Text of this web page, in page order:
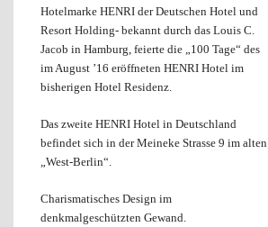
Hotelmarke HENRI der Deutschen Hotel und
Resort Holding- bekannt durch das Louis C.
Jacob in Hamburg, feierte die „100 Tage“ des
im August ’16 eröffneten HENRI Hotel im
bisherigen Hotel Residenz.
Das zweite HENRI Hotel in Deutschland
befindet sich in der Meineke Strasse 9 im alten
„West-Berlin“.
Charismatisches Design im
denkmalgeschützten Gewand.